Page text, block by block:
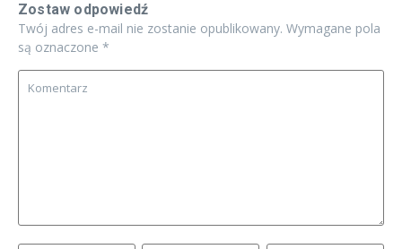
Zostaw odpowiedź
Twój adres e-mail nie zostanie opublikowany. Wymagane pola
są oznaczone *